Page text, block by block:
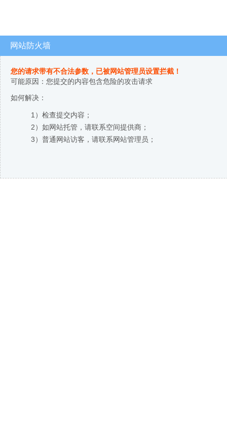
网站防火墙
您的请求带有不合法参数，已被网站管理员设置拦截！
可能原因：您提交的内容包含危险的攻击请求
如何解决：
1）检查提交内容；
2）如网站托管，请联系空间提供商；
3）普通网站访客，请联系网站管理员；